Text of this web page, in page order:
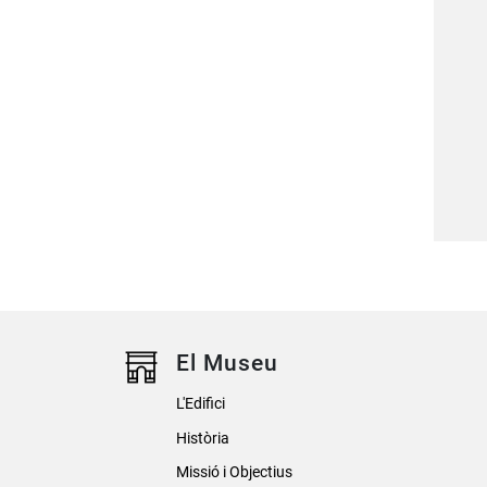
El Museu
L'Edifici
Història
Missió i Objectius